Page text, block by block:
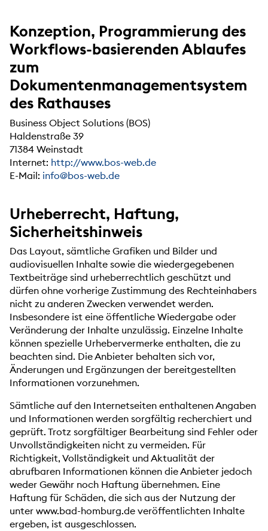
Konzeption, Programmierung des
Workflows-basierenden Ablaufes
zum
Dokumentenmanagementsystem
des Rathauses
Business Object Solutions (BOS)
Haldenstraße 39
71384 Weinstadt
Internet: http://www.bos-web.de
E-Mail: info@bos-web.de
Urheberrecht, Haftung,
Sicherheitshinweis
Das Layout, sämtliche Grafiken und Bilder und
audiovisuellen Inhalte sowie die wiedergegebenen
Textbeiträge sind urheberrechtlich geschützt und
dürfen ohne vorherige Zustimmung des Rechteinhabers
nicht zu anderen Zwecken verwendet werden.
Insbesondere ist eine öffentliche Wiedergabe oder
Veränderung der Inhalte unzulässig. Einzelne Inhalte
können spezielle Urhebervermerke enthalten, die zu
beachten sind. Die Anbieter behalten sich vor,
Änderungen und Ergänzungen der bereitgestellten
Informationen vorzunehmen.
Sämtliche auf den Internetseiten enthaltenen Angaben
und Informationen werden sorgfältig recherchiert und
geprüft. Trotz sorgfältiger Bearbeitung sind Fehler oder
Unvollständigkeiten nicht zu vermeiden. Für
Richtigkeit, Vollständigkeit und Aktualität der
abrufbaren Informationen können die Anbieter jedoch
weder Gewähr noch Haftung übernehmen. Eine
Haftung für Schäden, die sich aus der Nutzung der
unter www.bad-homburg.de veröffentlichten Inhalte
ergeben, ist ausgeschlossen.